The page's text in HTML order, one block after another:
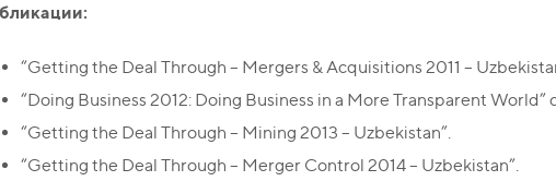
“Getting the Deal Through – Mergers & Acquisitions 2011 –
“Doing Business 2012: Doing Business in a More Transparent
“Getting the Deal Through – Mining 2013 – Uzbekistan”.
“Getting the Deal Through – Merger Control 2014 – Uzbekistan”.